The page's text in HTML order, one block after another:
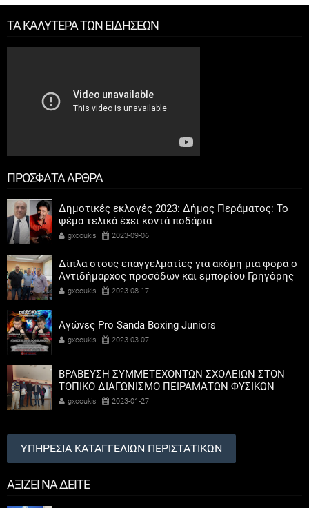
ΤΑ ΚΑΛΥΤΕΡΑ ΤΩΝ ΕΙΔΗΣΕΩΝ
ΠΡΟΣΦΑΤΑ ΑΡΘΡΑ
Δημοτικές εκλογές 2023: Δήμος Περάματος: Το
ψέμα τελικά έχει κοντά ποδάρια
gxcoukis 2023-09-06
Δίπλα στους επαγγελματίες για ακόμη μια φορά ο
Αντιδήμαρχος προσόδων και εμπορίου Γρηγόρης
Καψοκόλης
gxcoukis 2023-08-17
Αγώνες Pro Sanda Boxing Juniors
gxcoukis 2023-03-07
ΒΡΑΒΕΥΣΗ ΣΥΜΜΕΤΕΧΟΝΤΩΝ ΣΧΟΛΕΙΩΝ ΣΤΟΝ
ΤΟΠΙΚΟ ΔΙΑΓΩΝΙΣΜΟ ΠΕΙΡΑΜΑΤΩΝ ΦΥΣΙΚΩΝ
ΕΠΙΣΤΗΜΩΝ
gxcoukis 2023-01-27
ΥΠΗΡΕΣΙΑ ΚΑΤΑΓΓΕΛΙΩΝ ΠΕΡΙΣΤΑΤΙΚΩΝ
ΑΞΙΖΕΙ ΝΑ ΔΕΙΤΕ